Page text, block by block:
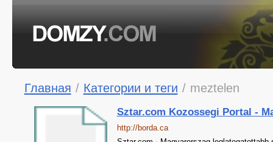
Главная / Категории и теги / meztelen
Sztar.com Kozossegi Portal -
http://borda.ca